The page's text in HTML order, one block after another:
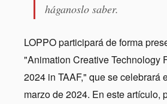
háganoslo saber.
LOPPO participará de forma
"Animation Creative Technology
2024 in TAAF," que se celebrará
marzo de 2024. En este artículo,